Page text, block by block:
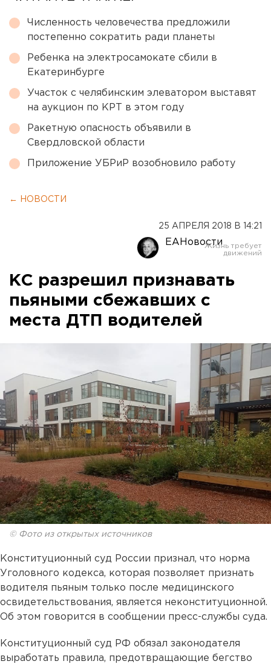
Численность человечества предложили
постепенно сократить ради планеты
Ребенка на электросамокате сбили в
Екатеринбурге
Участок с челябинским элеватором выставят
на аукцион по КРТ в этом году
Ракетную опасность объявили в
Свердловской области
Приложение УБРиР возобновило работу
← НОВОСТИ
25 АПРЕЛЯ 2018 В 14:21
ЕАНовости
КС разрешил признавать
пьяными сбежавших с
места ДТП водителей
© Фото из открытых источников
Конституционный суд России признал, что норма
Уголовного кодекса, которая позволяет признать
водителя пьяным только после медицинского
освидетельствования, является неконституционной.
Об этом говорится в сообщении пресс-службы суда.
Конституционный суд РФ обязал законодателя
выработать правила, предотвращающие бегство